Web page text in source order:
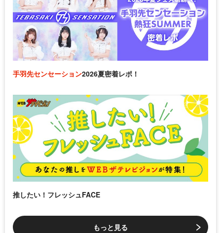
手羽先センセーション2026夏密着レポ！
推したい！フレッシュFACE
もっと見る